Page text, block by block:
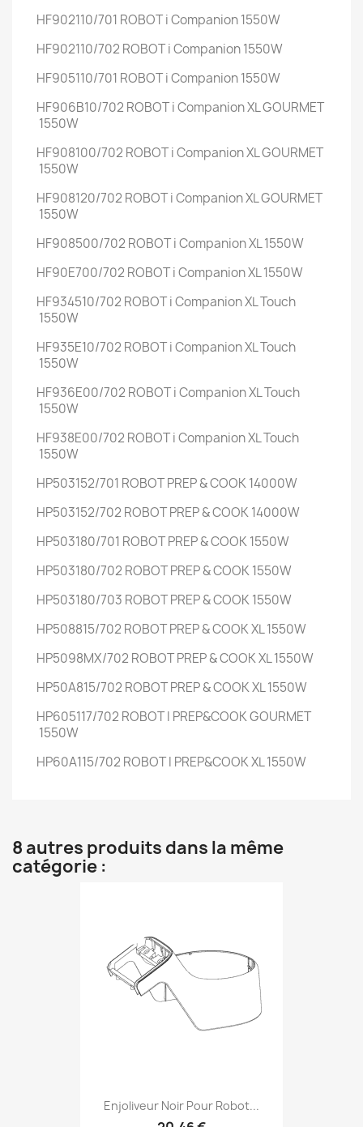
HF902110/701 ROBOT i Companion1550W
HF902110/702 ROBOT i Companion1550W
HF905110/701 ROBOT i Companion1550W
HF906B10/702 ROBOT i Companion XL GOURMET
1550W
HF908100/702 ROBOT i Companion XL GOURMET
1550W
HF908120/702 ROBOT i Companion XL GOURMET
1550W
HF908500/702 ROBOT i Companion XL1550W
HF90E700/702 ROBOT i Companion XL1550W
HF934510/702 ROBOT i Companion XL Touch
1550W
HF935E10/702 ROBOT i Companion XL Touch
1550W
HF936E00/702 ROBOT i Companion XL Touch
1550W
HF938E00/702 ROBOT i Companion XL Touch
1550W
HP503152/701 ROBOT PREP & COOK14000W
HP503152/702 ROBOT PREP & COOK14000W
HP503180/701 ROBOT PREP & COOK1550W
HP503180/702 ROBOT PREP & COOK1550W
HP503180/703 ROBOT PREP & COOK1550W
HP508815/702 ROBOT PREP & COOK XL1550W
HP5098MX/702 ROBOT PREP & COOK XL1550W
HP50A815/702 ROBOT PREP & COOK XL1550W
HP605117/702 ROBOT I PREP&COOK GOURMET
1550W
HP60A115/702 ROBOT I PREP&COOK XL1550W
8 autres produits dans la même
catégorie :
Enjoliveur Noir Pour Robot...